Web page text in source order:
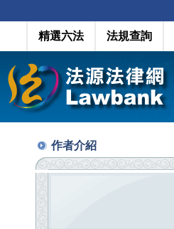
精選六法 法規查詢
作者介紹